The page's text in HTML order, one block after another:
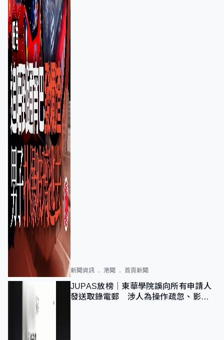
新聞資訊 港聞 首頁新聞
JUPAS放榜｜東華學院誤向所有申請人
發送取錄電郵 涉人為操作疏忽、影響